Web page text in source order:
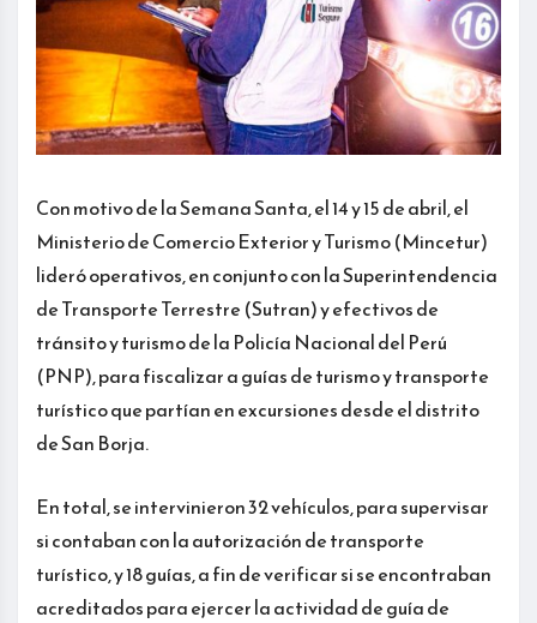
Con motivo de la Semana Santa, el 14 y 15 de abril, el
Ministerio de Comercio Exterior y Turismo (Mincetur)
lideró operativos, en conjunto con la Superintendencia
de Transporte Terrestre (Sutran) y efectivos de
tránsito y turismo de la Policía Nacional del Perú
(PNP), para fiscalizar a guías de turismo y transporte
turístico que partían en excursiones desde el distrito
de San Borja.
En total, se intervinieron 32 vehículos, para supervisar
si contaban con la autorización de transporte
turístico, y 18 guías, a fin de verificar si se encontraban
acreditados para ejercer la actividad de guía de